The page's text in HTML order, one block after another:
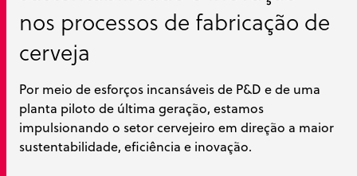
nos processos de fabricação de
cerveja
Por meio de esforços incansáveis de P&D e de uma
planta piloto de última geração, estamos
impulsionando o setor cervejeiro em direção a maior
sustentabilidade, eficiência e inovação.